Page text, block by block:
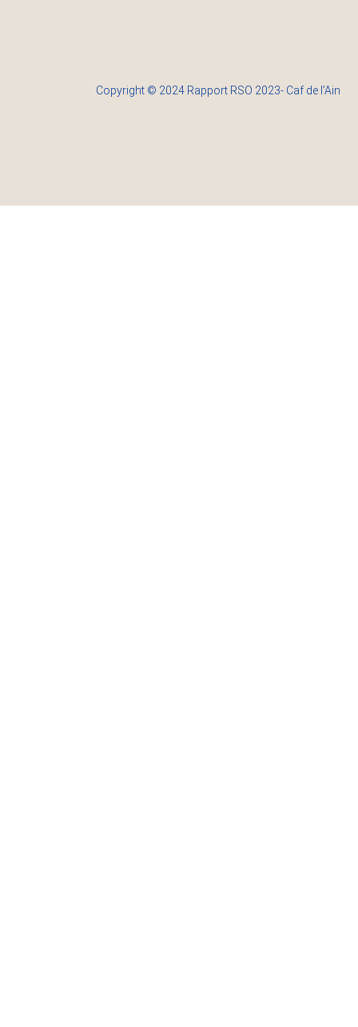
Copyright © 2024 Rapport RSO 2023- Caf de l’Ain